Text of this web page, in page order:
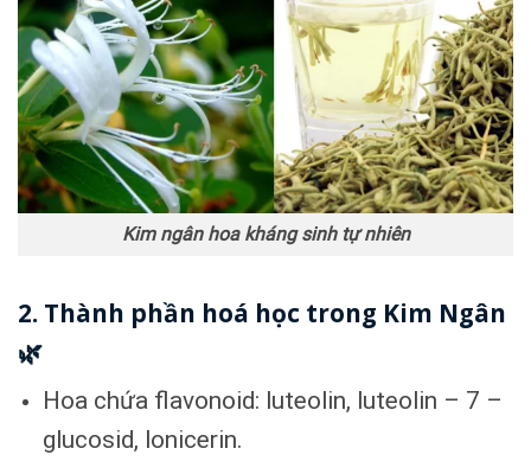
Kim ngân hoa kháng sinh tự nhiên
2. Thành phần hoá học trong Kim Ngân
🌿
Hoa chứa flavonoid: luteolin, luteolin – 7 –
glucosid, lonicerin.